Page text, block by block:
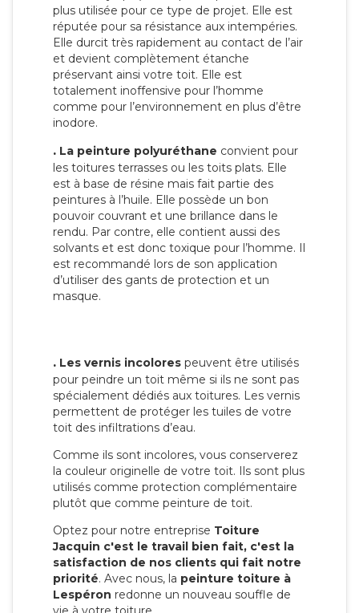
plus utilisée pour ce type de projet. Elle est
réputée pour sa résistance aux intempéries.
Elle durcit très rapidement au contact de l’air
et devient complètement étanche
préservant ainsi votre toit. Elle est
totalement inoffensive pour l’homme
comme pour l’environnement en plus d’être
inodore.
. La peinture polyuréthane convient pour
les toitures terrasses ou les toits plats. Elle
est à base de résine mais fait partie des
peintures à l’huile. Elle possède un bon
pouvoir couvrant et une brillance dans le
rendu. Par contre, elle contient aussi des
solvants et est donc toxique pour l’homme. Il
est recommandé lors de son application
d’utiliser des gants de protection et un
masque.
. Les vernis incolores peuvent être utilisés
pour peindre un toit même si ils ne sont pas
spécialement dédiés aux toitures. Les vernis
permettent de protéger les tuiles de votre
toit des infiltrations d’eau.
Comme ils sont incolores, vous conserverez
la couleur originelle de votre toit. Ils sont plus
utilisés comme protection complémentaire
plutôt que comme peinture de toit.
Optez pour notre entreprise Toiture
Jacquin c'est le travail bien fait, c'est la
satisfaction de nos clients qui fait notre
priorité. Avec nous, la peinture toiture à
Lespéron redonne un nouveau souffle de